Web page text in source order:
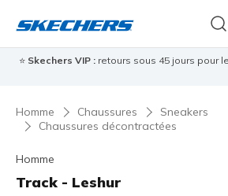
⭐ Skechers VIP : retours sous 45 jours pour
Homme Chaussures
Sneakers
Chaussures décontractées
Homme
Track - Leshur